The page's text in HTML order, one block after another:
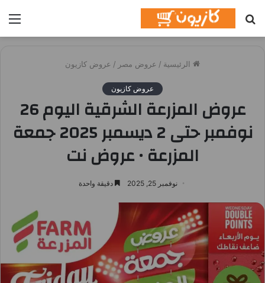
عن
الرئيسية / عروض مصر / عروض كازيون
عروض كازيون
عروض المزرعة الشرقية اليوم 26
نوفمبر حتى 2 ديسمبر 2025 جمعة
المزرعة • عروض نت
نوفمبر 25, 2025 دقيقة واحدة